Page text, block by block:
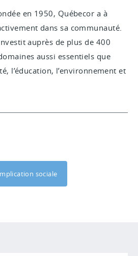
en 1950, Québecor a à
dans sa communauté.
auprès de plus de 400
aussi essentiels que
l’éducation, l’environnement et
sociale